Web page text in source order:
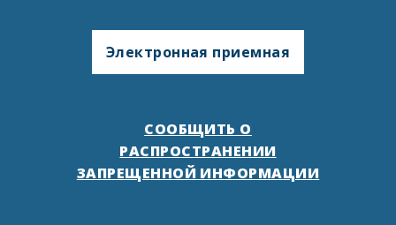
СООБЩИТЬ О
РАСПРОСТРАНЕНИИ
ЗАПРЕЩЕННОЙ ИНФОРМАЦИИ
Электронная приемная